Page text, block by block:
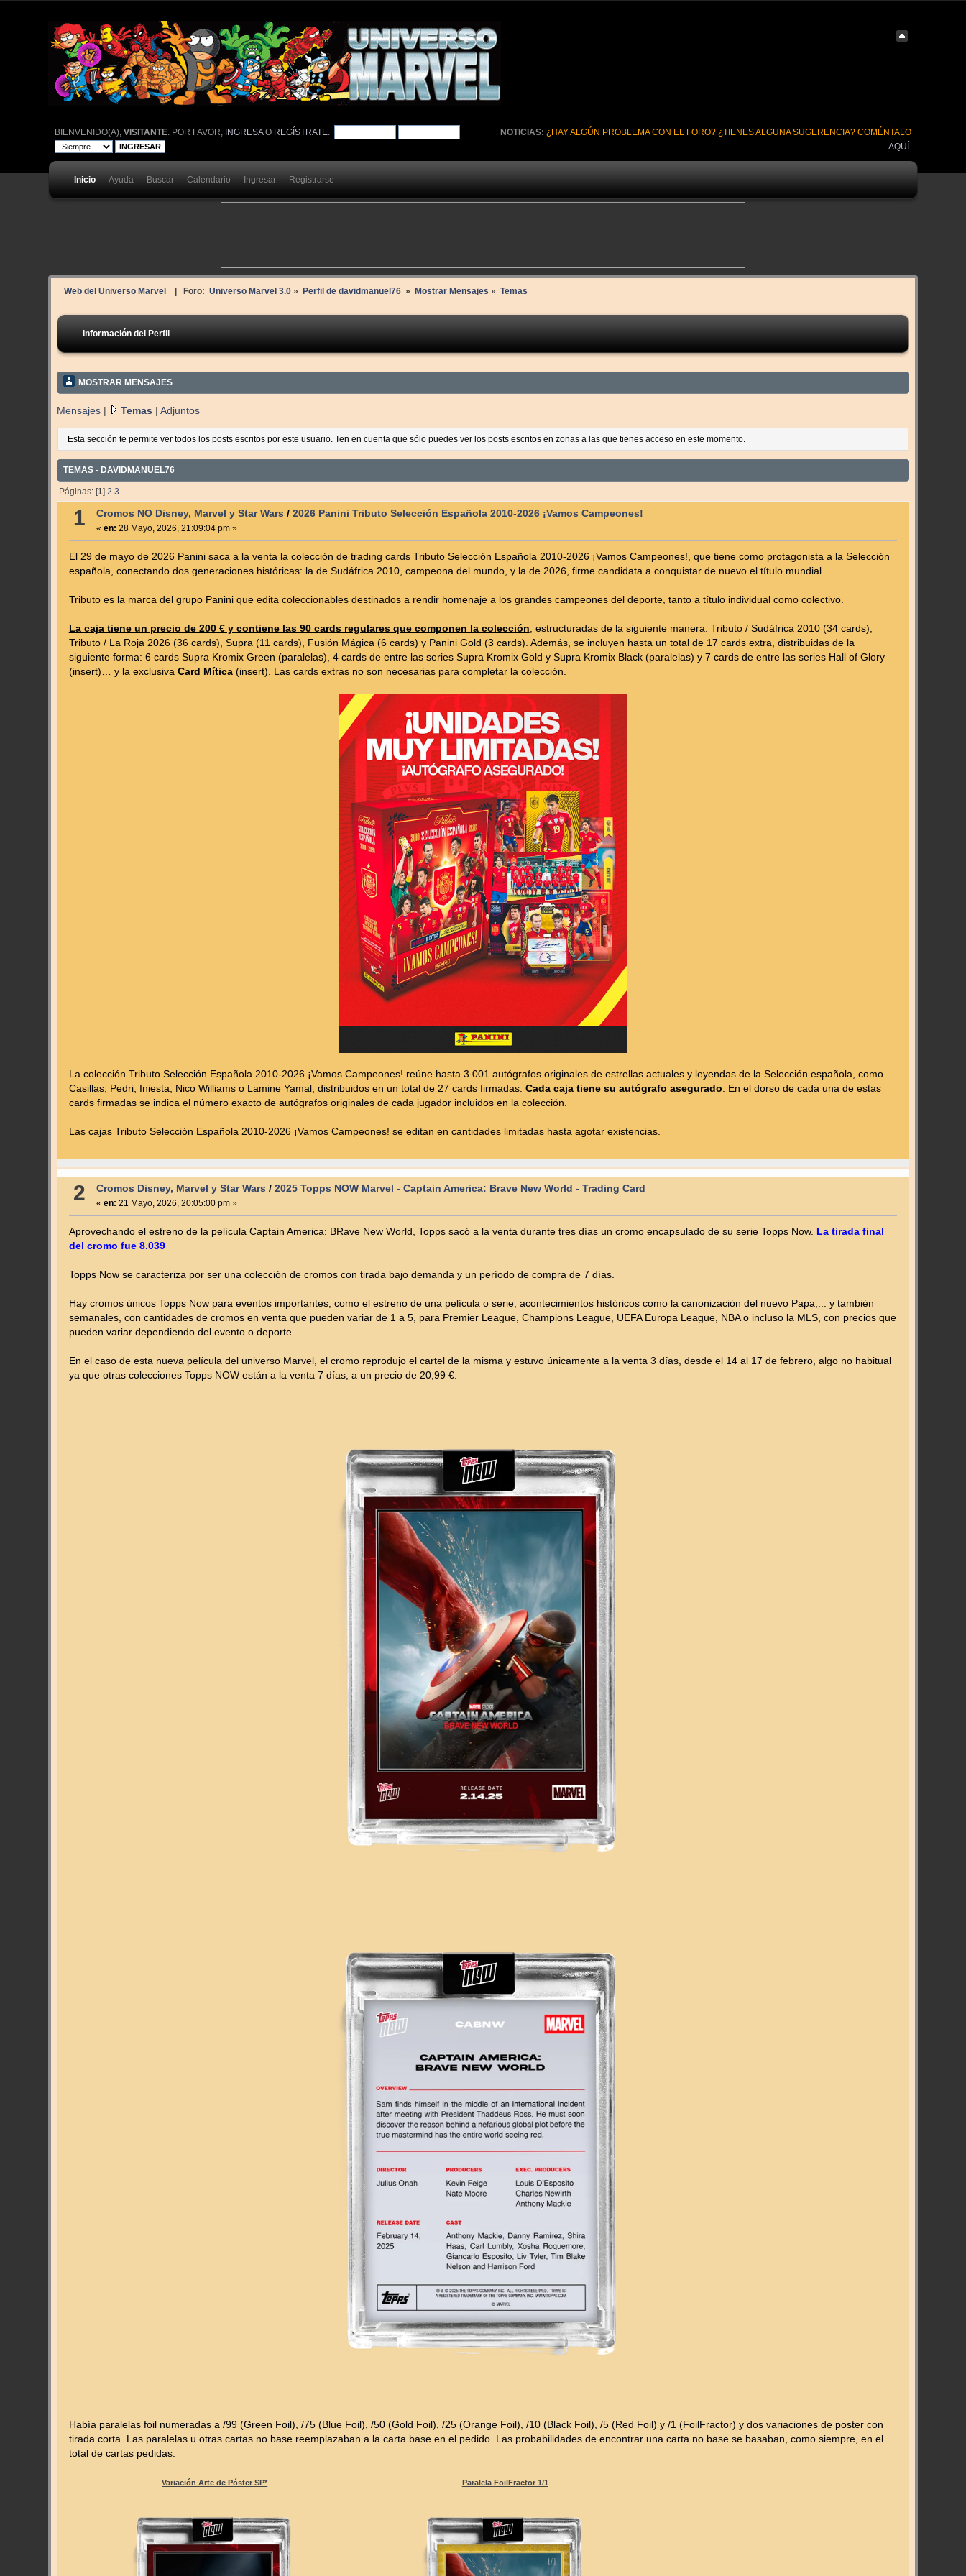
NOTICIAS: ¿HAY ALGÚN PROBLEMA CON EL FORO? ¿TIENES ALGUNA SUGERENCIA? COMÉNTALO
AQUÍ
BIENVENIDO(A), VISITANTE. POR FAVOR, INGRESAO REGÍSTRATE.
Inicio Ayuda Buscar Calendario Ingresar Registrarse
Web del Universo Marvel | Foro: Universo Marvel 3.0» Perfil de davidmanuel76 » Mostrar Mensajes » Temas
Información del Perfil
MOSTRAR MENSAJES
Mensajes | Temas |Adjuntos
Esta sección te permite ver todos los posts escritos por este usuario. Ten en cuenta que sólo puedes ver los posts escritos en zonas a las que tienes acceso en este momento.
TEMAS - DAVIDMANUEL76
Páginas: [1] 2 3
1 Cromos NO Disney, Marvel y Star Wars / 2026 Panini Tributo Selección Española 2010-2026 ¡Vamos Campeones!
« en: 28 Mayo, 2026, 21:09:04 pm »
El 29 de mayo de 2026 Panini saca a la venta la colección de trading cards Tributo Selección Española 2010-2026 ¡Vamos Campeones!, que tiene como protagonista a la Selección
española, conectando dos generaciones históricas: la de Sudáfrica 2010, campeona del mundo, y la de 2026, firme candidata a conquistar de nuevo el título mundial.
Tributo es la marca del grupo Panini que edita coleccionables destinados a rendir homenaje a los grandes campeones del deporte, tanto a título individual como colectivo.
La caja tiene un precio de 200 € y contiene las 90 cards regulares que componen la colección , estructuradas de la siguiente manera: Tributo / Sudáfrica 2010 (34 cards),
Tributo / La Roja 2026 (36 cards), Supra (11 cards), Fusión Mágica (6 cards) y Panini Gold (3 cards). Además, se incluyen hasta un total de 17 cards extra, distribuidas de la
siguiente forma: 6 cards Supra Kromix Green (paralelas), 4 cards de entre las series Supra Kromix Gold y Supra Kromix Black (paralelas) y 7 cards de entre las series Hall of Glory
(insert)… y la exclusiva Card Mítica(insert). Las cards extras no son necesarias para completar la colección
La colección Tributo Selección Española 2010-2026 ¡Vamos Campeones! reúne hasta 3.001 autógrafos originales de estrellas actuales y leyendas de la Selección española, como
Casillas, Pedri, Iniesta, Nico Williams o Lamine Yamal, distribuidos en un total de 27 cards firmadas. Cada caja tiene su autógrafo asegurado . En el dorso de cada una de estas
cards firmadas se indica el número exacto de autógrafos originales de cada jugador incluidos en la colección.
Las cajas Tributo Selección Española 2010-2026 ¡Vamos Campeones! se editan en cantidades limitadas hasta agotar existencias.
2 Cromos Disney, Marvel y Star Wars / 2025 Topps NOW Marvel - Captain America: Brave New World - Trading Card
« en: 21 Mayo, 2026, 20:05:00 pm »
Aprovechando el estreno de la película Captain America: BRave New World, Topps sacó a la venta durante tres días un cromo encapsulado de su serie Topps Now. La tirada final
del cromo fue 8.039
Topps Now se caracteriza por ser una colección de cromos con tirada bajo demanda y un período de compra de 7 días.
Hay cromos únicos Topps Now para eventos importantes, como el estreno de una película o serie, acontecimientos históricos como la canonización del nuevo Papa,... y también
semanales, con cantidades de cromos en venta que pueden variar de 1 a 5, para Premier League, Champions League, UEFA Europa League, NBA o incluso la MLS, con precios que
pueden variar dependiendo del evento o deporte.
En el caso de esta nueva película del universo Marvel, el cromo reprodujo el cartel de la misma y estuvo únicamente a la venta 3 días, desde el 14 al 17 de febrero, algo no habitual
ya que otras colecciones Topps NOW están a la venta 7 días, a un precio de 20,99 €.
Había paralelas foil numeradas a /99 (Green Foil), /75 (Blue Foil), /50 (Gold Foil), /25 (Orange Foil), /10 (Black Foil), /5 (Red Foil) y /1 (FoilFractor) y dos variaciones de poster con
tirada corta. Las paralelas u otras cartas no base reemplazaban a la carta base en el pedido. Las probabilidades de encontrar una carta no base se basaban, como siempre, en el
total de cartas pedidas.
Variación Arte de Póster SP* Paralela FoilFractor 1/1